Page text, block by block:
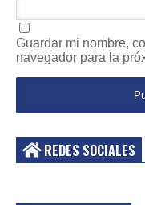
Guardar mi nombre,
navegador para la
REDES SOCIALES